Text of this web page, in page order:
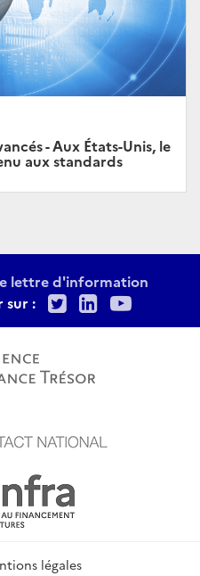
- Aux États-Unis, le
aux standards
lettre d'information
sur :
TwitterLinkedIn
légales